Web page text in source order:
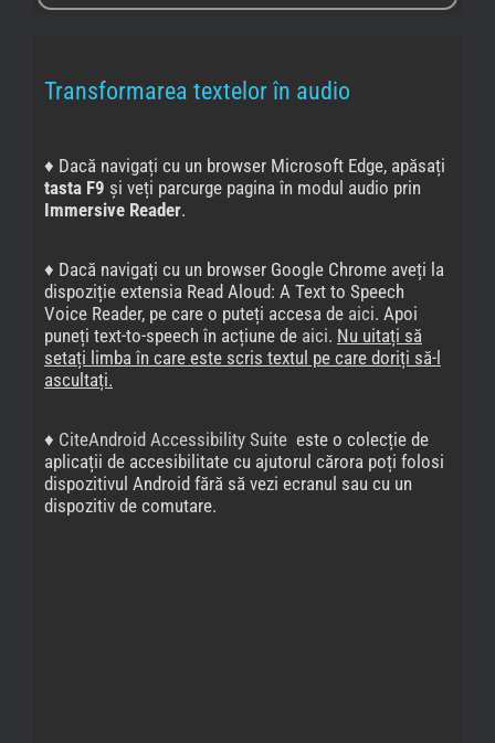
Transformarea textelor în audio
♦ Dacă navigați cu un browser Microsoft Edge, apăsați
tasta F9 și veți parcurge pagina în modul audio prin
Immersive Reader.
♦ Dacă navigați cu un browser Google Chrome aveți la
dispoziție extensia Read Aloud: A Text to Speech
Voice Reader, pe care o puteți accesa de aici. Apoi
puneți text-to-speech în acțiune de aici. Nu uitați să
setați limba în care este scris textul pe care doriți să-l
ascultați.
♦ CiteAndroid Accessibility Suite este o colecție de
aplicații de accesibilitate cu ajutorul cărora poți folosi
dispozitivul Android fără să vezi ecranul sau cu un
dispozitiv de comutare.